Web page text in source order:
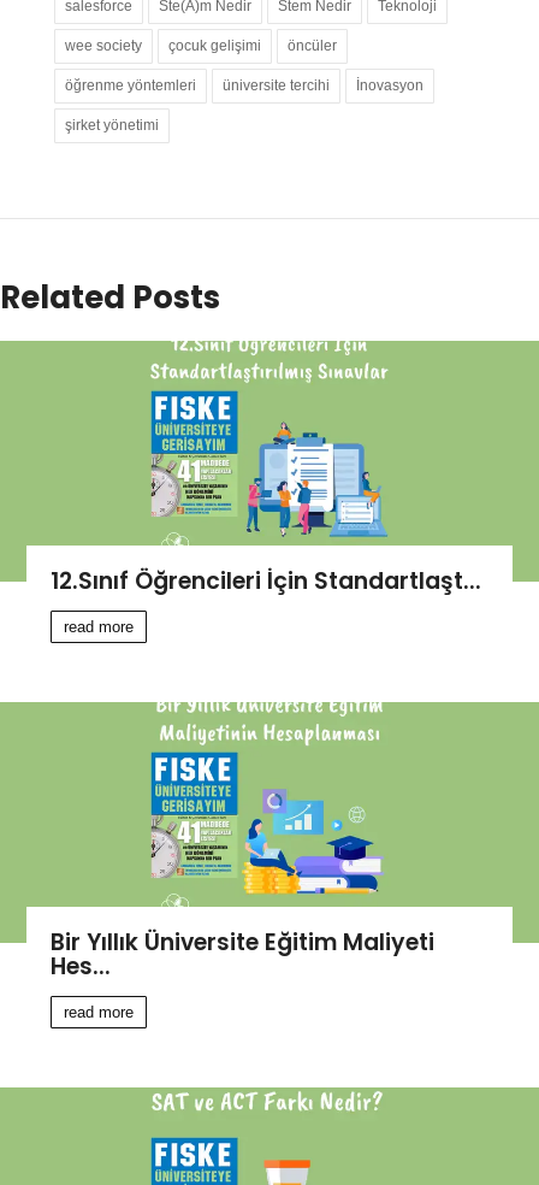
salesforce Ste(A)m Nedir Stem Nedir Teknoloji
wee society çocuk gelişimi öncüler
öğrenme yöntemleri üniversite tercihi İnovasyon
şirket yönetimi
Related Posts
12.Sınıf Öğrencileri İçin Standartlaşt...
read more
Bir Yıllık Üniversite Eğitim Maliyeti
Hes...
read more